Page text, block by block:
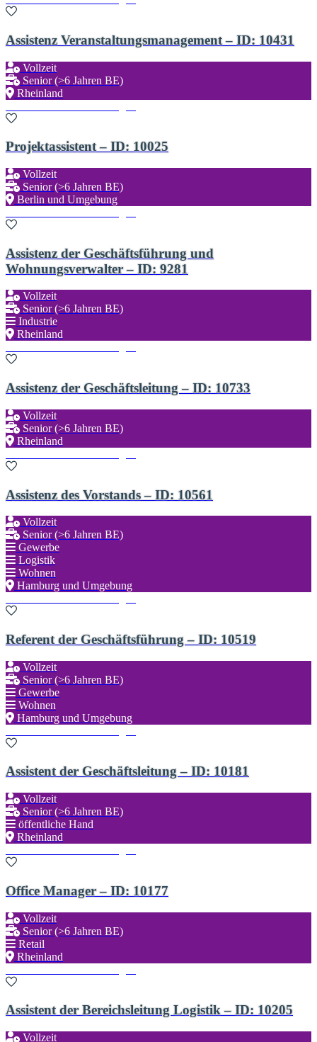
Assistenz Veranstaltungsmanagement – ID: 10431
Vollzeit
Senior (>6 Jahren BE)
Rheinland
Projektassistent – ID: 10025
Vollzeit
Senior (>6 Jahren BE)
Berlin und Umgebung
Assistenz der Geschäftsführung und
Wohnungsverwalter – ID: 9281
Vollzeit
Senior (>6 Jahren BE)
Industrie
Rheinland
Assistenz der Geschäftsleitung – ID: 10733
Vollzeit
Senior (>6 Jahren BE)
Rheinland
Assistenz des Vorstands – ID: 10561
Vollzeit
Senior (>6 Jahren BE)
Gewerbe
Logistik
Wohnen
Hamburg und Umgebung
Referent der Geschäftsführung – ID: 10519
Vollzeit
Senior (>6 Jahren BE)
Gewerbe
Wohnen
Hamburg und Umgebung
Assistent der Geschäftsleitung – ID: 10181
Vollzeit
Senior (>6 Jahren BE)
öffentliche Hand
Rheinland
Office Manager – ID: 10177
Vollzeit
Senior (>6 Jahren BE)
Retail
Rheinland
Assistent der Bereichsleitung Logistik – ID: 10205
Vollzeit